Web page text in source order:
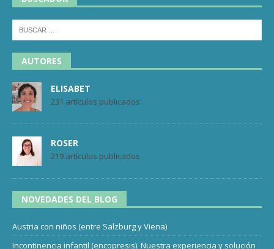
AUTORES
ELISABET
231 artículos publicados
ROSER
219 artículos publicados
NOVEDADES DEL BLOG
Austria con niños (entre Salzburg y Viena)
Incontinencia infantil (encopresis). Nuestra experiencia y solución